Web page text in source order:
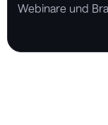
Webinare und